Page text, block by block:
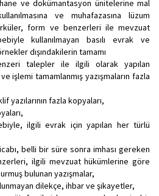
ve dokümantasyon ünitelerine mal
ve muhafazasına lüzum
form ve benzerleri ile mevzuat
kullanılmayan basılı evrak ve
dışındakilerin tamamı
talepler ile ilgili olarak yapılan
işlemi tamamlanmış yazışmaların fazla
yazılarının fazla kopyaları,
ilgili evrak için yapılan her türlü
belli bir süre sonra imhası gereken
ilgili mevzuat hükümlerine göre
bulunan yazışmalar,
dilekçe, ihbar ve şikayetler,